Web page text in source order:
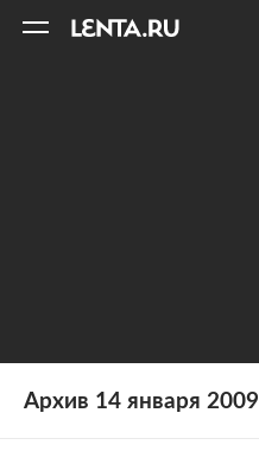
Архив 14 января 2009